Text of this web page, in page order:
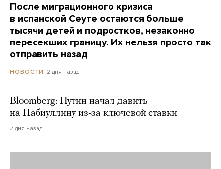
После миграционного кризиса
в испанской Сеуте остаются больше
тысячи детей и подростков, незаконно
пересекших границу. Их нельзя просто так
отправить назад
НОВОСТИ 2 дня назад
Bloomberg: Путин начал давить
на Набиуллину из-за ключевой ставки
2 дня назад